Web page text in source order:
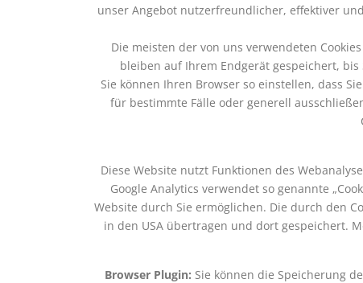
unser Angebot nutzerfreundlicher, effektiver
Die meisten der von uns verwendeten
bleiben auf Ihrem Endgerät gespeichert,
Sie können Ihren Browser so einstellen, dass
für bestimmte Fälle oder generell
Diese Website nutzt Funktionen des
Google Analytics verwendet so genannte
Website durch Sie ermöglichen. Die durch den
in den USA übertragen und dort gespeichert.
Browser Plugin: Sie können die Speicherung